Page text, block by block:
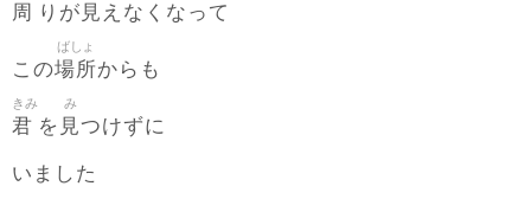
周 りが 見 えなくなって
この場所
ばしょ
からも
君
きみ
を 見
み
つけずに
いました